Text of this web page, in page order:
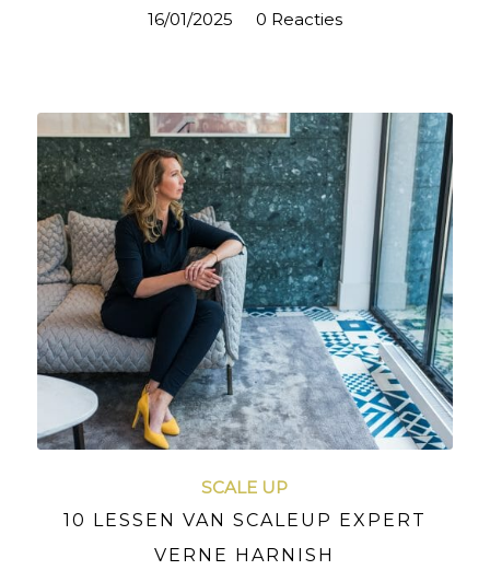
16/01/2025
/ 0 Reacties
SCALE UP
10 LESSEN VAN SCALEUP EXPERT
VERNE HARNISH